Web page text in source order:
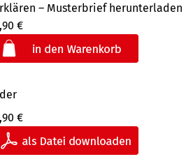
– Musterbrief herunterladen
€
€